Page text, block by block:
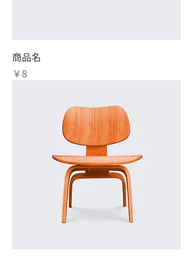
商品名
価格
￥8